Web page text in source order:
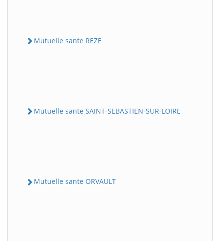
Mutuelle sante REZE
Mutuelle sante SAINT-SEBASTIEN-SUR-LOIRE
Mutuelle sante ORVAULT